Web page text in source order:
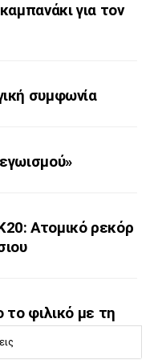
για τον
συμφωνία
Ατομικό ρεκόρ
το φιλικό με τη